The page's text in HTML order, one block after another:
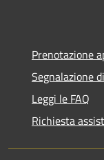
Prenotazione
Segnalazione
Leggi le FAQ
Richiesta